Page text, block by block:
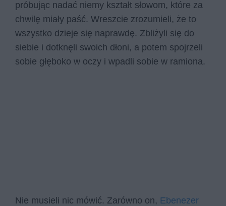
próbując nadać niemy kształt słowom, które za
chwilę miały paść. Wreszcie zrozumieli, że to
wszystko dzieje się naprawdę. Zbliżyli się do
siebie i dotknęli swoich dłoni, a potem spojrzeli
sobie głęboko w oczy i wpadli sobie w ramiona.
Nie musieli nic mówić. Zarówno on, Ebenezer